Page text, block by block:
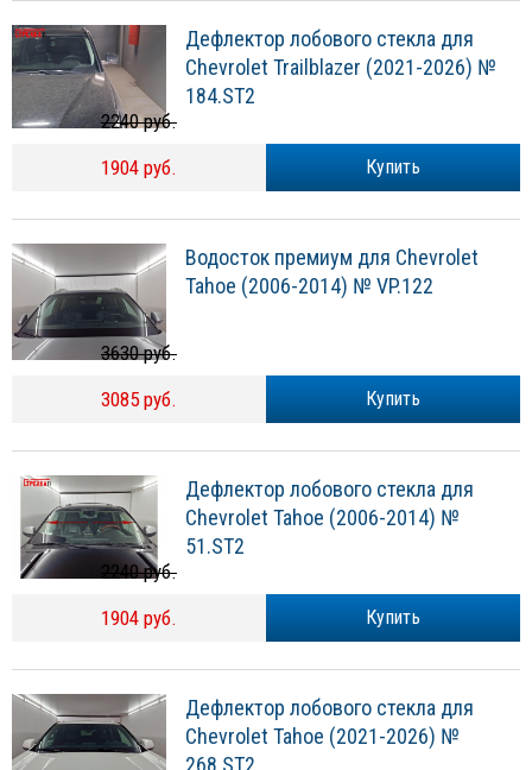
Дефлектор лобового стекла для
Chevrolet Trailblazer (2021-2026) №
184.ST2
Купить
2240 руб.
1904 руб.
Водосток премиум для Chevrolet
Tahoe (2006-2014) № VP.122
Купить
3630 руб.
3085 руб.
Дефлектор лобового стекла для
Chevrolet Tahoe (2006-2014) №
51.ST2
Купить
2240 руб.
1904 руб.
Дефлектор лобового стекла для
Chevrolet Tahoe (2021-2026) №